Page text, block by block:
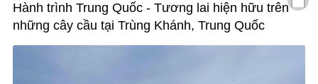
Hành trình Trung Quốc - Tương lai hiện hữu trên
những cây cầu tại Trùng Khánh, Trung Quốc